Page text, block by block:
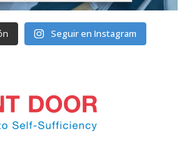
Seguir en Instagram